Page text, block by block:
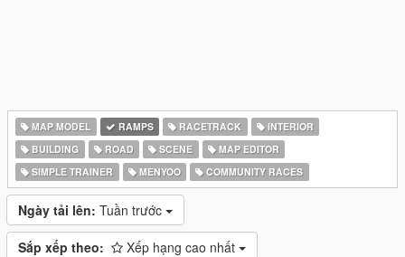
MAP MODEL RAMPS RACETRACK
INTERIOR
BUILDING
ROAD SCENE
MAP EDITOR
SIMPLE TRAINER
MENYOO COMMUNITY RACES
Ngày tải lên: Tuần trước
Sắp xếp theo: Xếp hạng cao nhất